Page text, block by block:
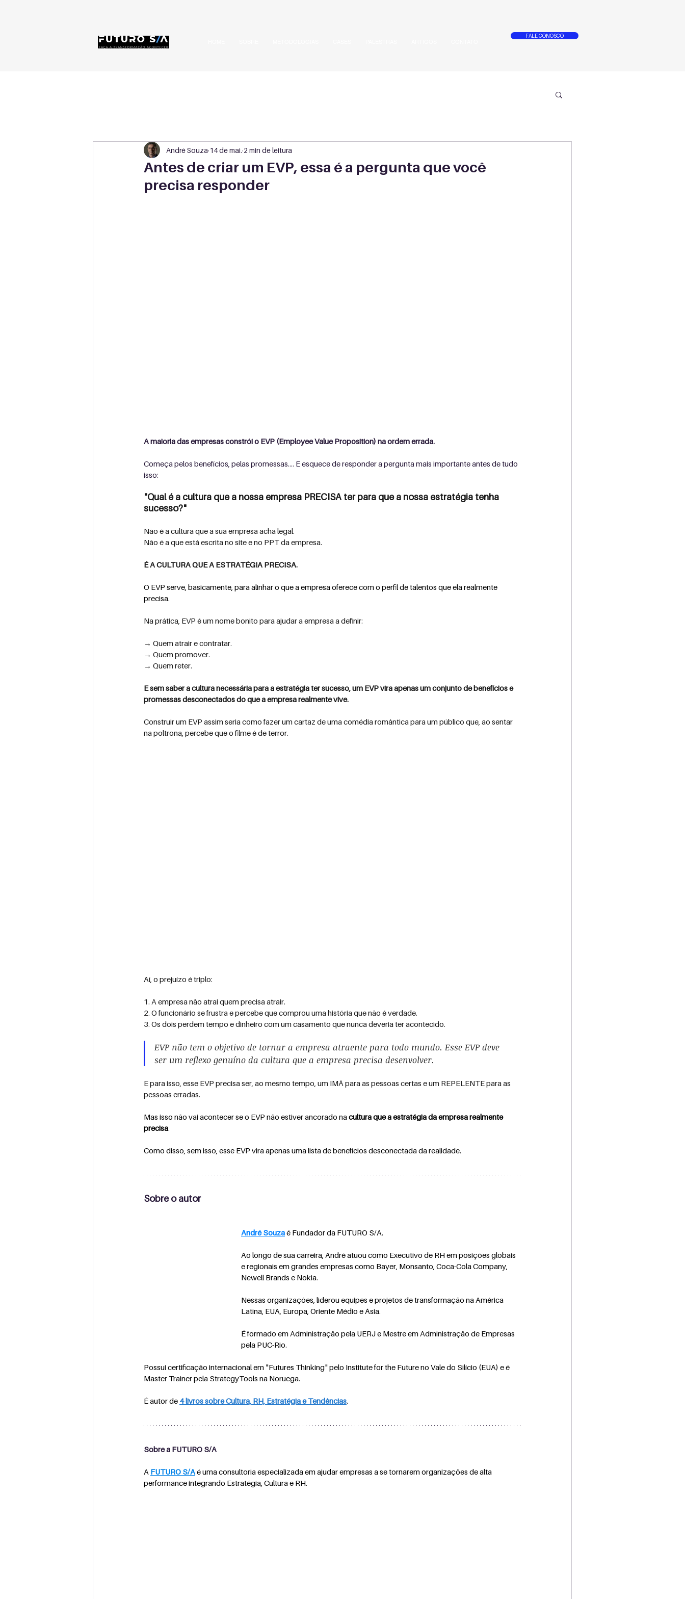
FALE CONOSCO
Antes de criar um EVP, essa é a pergunta que você
precisa responder
André Souza 14 de mai. 2 min de leitura
A maioria das empresas constrói o EVP (Employee Value Proposition) na ordem errada.
Começa pelos benefícios, pelas promessas.... E esquece de responder a pergunta mais importante antes de tudo
isso:
"Qual é a cultura que a nossa empresa PRECISA ter para que a nossa estratégia tenha
sucesso?"
Não é a cultura que a sua empresa acha legal.
Não é a que está escrita no site e no PPT da empresa.
É A CULTURA QUE A ESTRATÉGIA PRECISA.
O EVP serve, basicamente, para alinhar o que a empresa oferece com o perfil de talentos que ela realmente
precisa.
Na prática, EVP é um nome bonito para ajudar a empresa a definir:
→ Quem atrair e contratar.
→ Quem promover.
→ Quem reter.
E sem saber a cultura necessária para a estratégia ter sucesso, um EVP vira apenas um conjunto de benefícios e
promessas desconectados do que a empresa realmente vive.
Construir um EVP assim seria como fazer um cartaz de uma comédia romântica para um público que, ao sentar
na poltrona, percebe que o filme é de terror.
Aí, o prejuízo é triplo:
1. A empresa não atrai quem precisa atrair.
2. O funcionário se frustra e percebe que comprou uma história que não é verdade.
3. Os dois perdem tempo e dinheiro com um casamento que nunca deveria ter acontecido.
EVP não tem o objetivo de tornar a empresa atraente para todo mundo. Esse EVP deve
ser um reflexo genuíno da cultura que a empresa precisa desenvolver.
E para isso, esse EVP precisa ser, ao mesmo tempo, um IMÃ para as pessoas certas e um REPELENTE para as
pessoas erradas.
Mas isso não vai acontecer se o EVP não estiver ancorado na cultura que a estratégia da empresa realmente
precisa
Como disso, sem isso, esse EVP vira apenas uma lista de benefícios desconectada da realidade.
Sobre o autor
André Souza é Fundador da FUTURO S/A.
Ao longo de sua carreira, André atuou como Executivo de RH em posições globais
e regionais em grandes empresas como Bayer, Monsanto, Coca-Cola Company,
Newell Brands e Nokia.
Nessas organizações, liderou equipes e projetos de transformação na América
Latina, EUA, Europa, Oriente Médio e Ásia.
É formado em Administração pela UERJ e Mestre em Administração de Empresas
pela PUC-Rio.
Possui certificação internacional em "Futures Thinking" pelo Institute for the Future no Vale do Silício (EUA) e é
Master Trainer pela StrategyTools na Noruega.
É autor de 4 livros sobre Cultura, RH, Estratégia e Tendências
Sobre a FUTURO S/A
A FUTURO S/A é uma consultoria especializada em ajudar empresas a se tornarem organizações de alta
performance integrando Estratégia, Cultura e RH.